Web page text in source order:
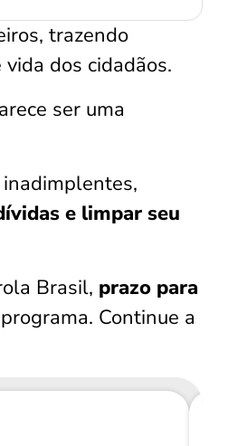
trazendo
dos cidadãos.
ser uma
e limpar seu
Brasil, prazo para
Continue a